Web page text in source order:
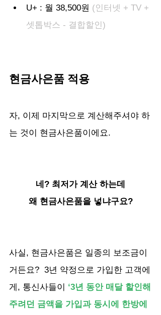
U+ : 월 38,500원 (인터넷 + TV +
셋톱박스 - 결합할인)
현금사은품 적용
자, 이제 마지막으로 계산해주셔야 하
는 것이 현금사은품이에요.
네? 최저가 계산 하는데
왜 현금사은품을 넣냐구요?
사실, 현금사은품은 일종의 보조금이
거든요?  3년 약정으로 가입한 고객에
게, 통신사들이 ‘3년 동안 매달 할인해
주려던 금액을 가입과 동시에 한방에